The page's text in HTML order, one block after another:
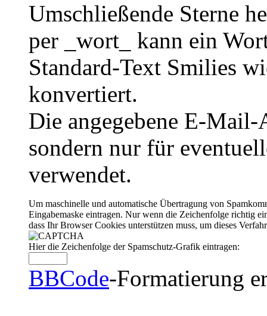
Umschließende Sterne
per _wort_ kann ein
Standard-Text Smilies
konvertiert.
Die angegebene E-
sondern nur für
verwendet.
Um maschinelle und automatische Übertragung von
Eingabemaske eintragen. Nur wenn die Zeichenfolge richtig
dass Ihr Browser Cookies unterstützen muss, um dieses
Hier die Zeichenfolge der Spamschutz-Grafik eintragen:
BBCode-Formatierung